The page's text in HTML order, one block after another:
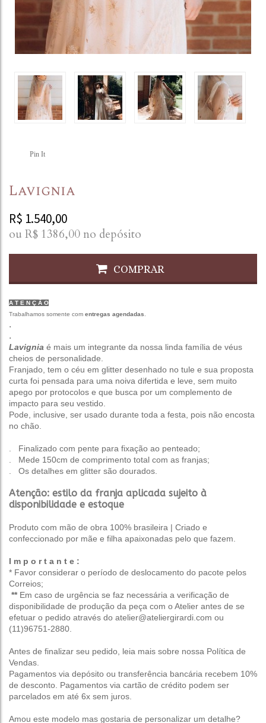
Pin It
Lavignia
R$ 1.540,00
ou R$ 1386,00 no depósito
COMPRAR
A T E N Ç Ã O
Trabalhamos somente com entregas agendadas
.
.
Lavignia é mais um integrante da nossa linda família de véus
cheios de personalidade.
Franjado, tem o céu em glitter desenhado no tule e sua proposta
curta foi pensada para uma noiva difertida e leve, sem muito
apego por protocolos e que busca por um complemento de
impacto para seu vestido.
Pode, inclusive, ser usado durante toda a festa, pois não encosta
no chão.
. Finalizado com pente para fixação ao penteado;
. Mede 150cm de comprimento total com as franjas;
. Os detalhes em glitter são dourados.
Atenção: estilo da franja aplicada sujeito à
disponibilidade e estoque
Produto com mão de obra 100% brasileira | Criado e
confeccionado por mãe e filha apaixonadas pelo que fazem.
I m p o r t a n t e :
* Favor considerar o período de deslocamento do pacote pelos
Correios;
** Em caso de urgência se faz necessária a verificação de
disponibilidade de produção da peça com o Atelier antes de se
efetuar o pedido através do atelier@ateliergirardi.com ou
(11)96751-2880.
Antes de finalizar seu pedido, leia mais sobre nossa Política de
Vendas
Pagamentos via depósito ou transferência bancária recebem 10%
de desconto. Pagamentos via cartão de crédito podem ser
parcelados em até 6x sem juros.
Amou este modelo mas gostaria de personalizar um detalhe?